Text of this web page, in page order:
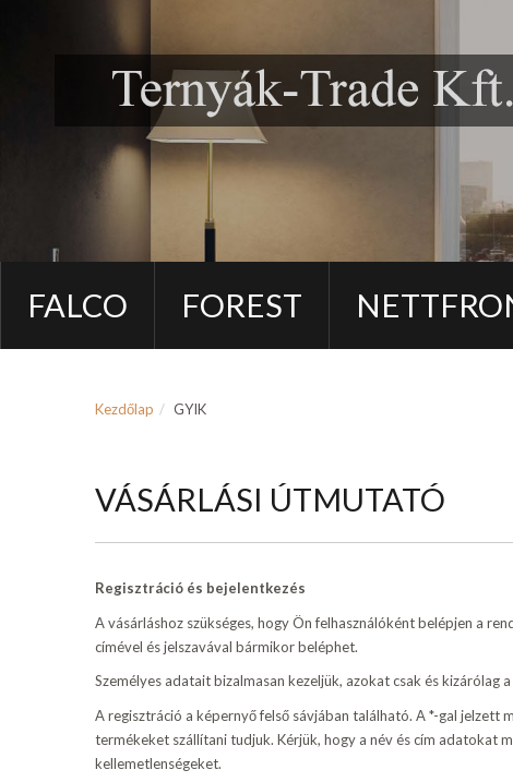
FALCO FOREST
Kezdőlap GYIK
VÁSÁRLÁSI ÚTMUTATÓ
Regisztráció és bejelentkezés
A vásárláshoz szükséges, hogy Ön felhasználóként belépjen a
címével és jelszavával bármikor beléphet.
Személyes adatait bizalmasan kezeljük, azokat csak és kizárólag
A regisztráció a képernyő felső sávjában található. A *-gal jelzett
termékeket szállítani tudjuk. Kérjük, hogy a név és cím adatokat
kellemetlenségeket.